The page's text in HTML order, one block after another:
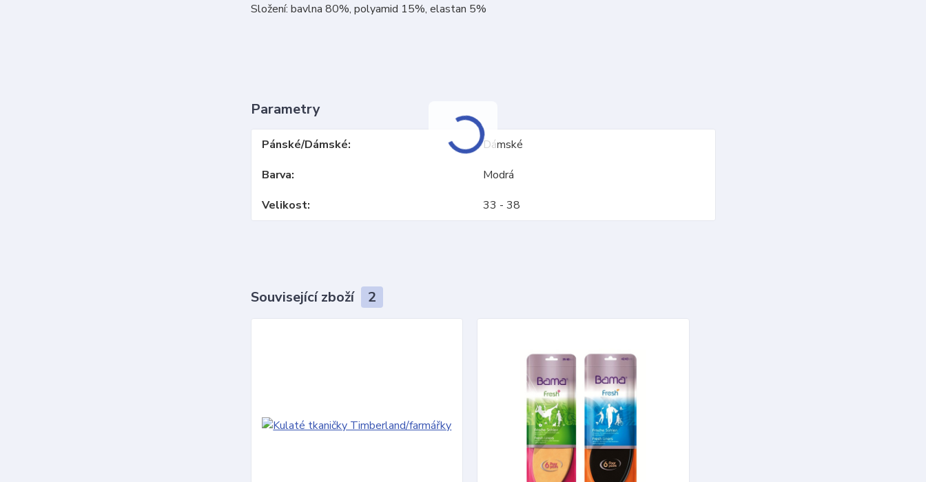
Složení: bavlna 80%, polyamid 15%, elastan 5%
Parametry
Pánské/Dámské
Dámské
Barva
Modrá
Velikost
33 - 38
Související zboží 2